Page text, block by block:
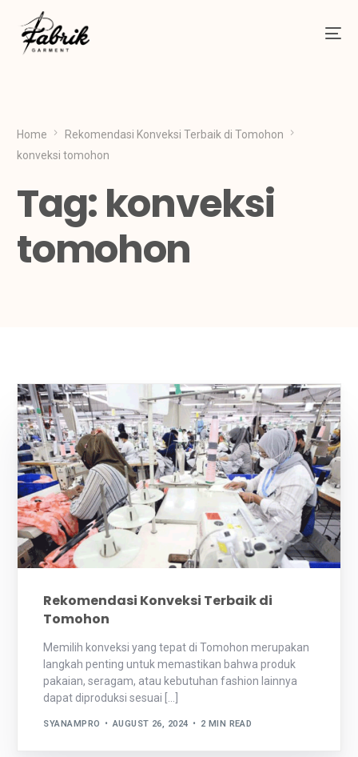
Home
Rekomendasi Konveksi Terbaik di Tomohon
konveksi tomohon
Tag:konveksi
tomohon
Rekomendasi Konveksi Terbaik di
Tomohon
Memilih konveksi yang tepat di Tomohon merupakan
langkah penting untuk memastikan bahwa produk
pakaian, seragam, atau kebutuhan fashion lainnya
dapat diproduksi sesuai […]
SYANAMPRO AUGUST 26, 2024 2 MIN READ